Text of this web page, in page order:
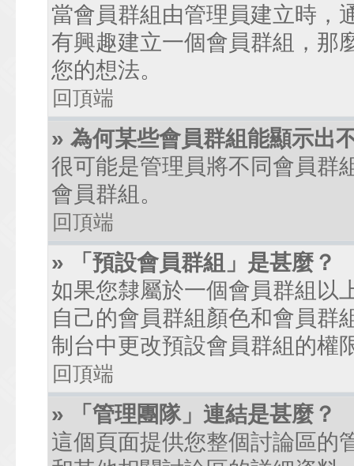
當會員群組由管理員建立時，
有興趣建立一個會員群組，那
您的想法。
回頂端
» 為何某些會員群組能顯示出
很可能是管理員將不同會員群
會員群組。
回頂端
» 「預設會員群組」是甚麼？
如果您隸屬於一個會員群組以
自己的會員群組顏色和會員群
制台中更改預設會員群組的權
回頂端
» 「管理團隊」連結是甚麼？
這個頁面提供您整個討論區的